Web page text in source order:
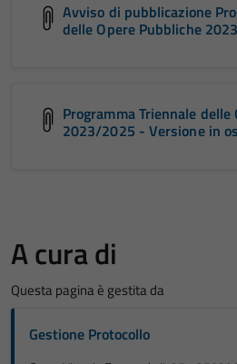
Avviso di pubblicazione
delle Opere Pubbliche
Programma Triennale
2023/2025 - Versione in
A cura di
Questa pagina è gestita da
Gestione Protocollo